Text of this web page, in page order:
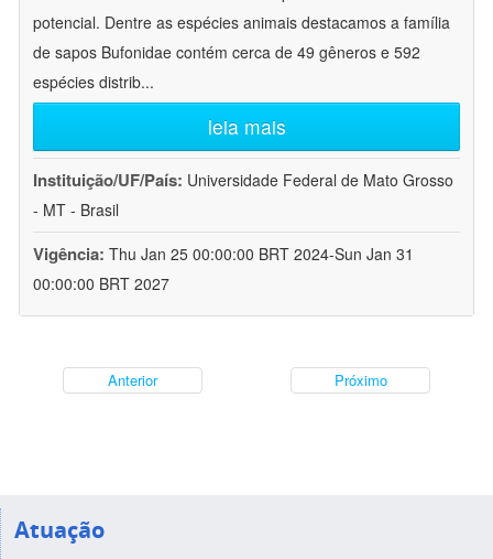
potencial. Dentre as espécies animais destacamos a família
de sapos Bufonidae contém cerca de 49 gêneros e 592
espécies distrib...
leia mais
Instituição/UF/País: Universidade Federal de Mato Grosso
- MT - Brasil
Vigência: Thu Jan 25 00:00:00 BRT 2024-Sun Jan 31
00:00:00 BRT 2027
Anterior Próximo
Atuação